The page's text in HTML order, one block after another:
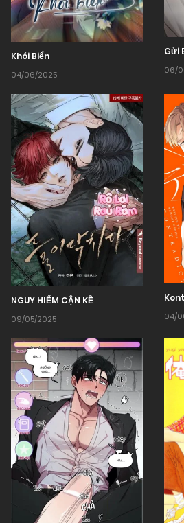
Khói Biển
04/06/2025
Gửi
06/
NGUY HIỂM CẬN KỀ
09/05/2025 04/